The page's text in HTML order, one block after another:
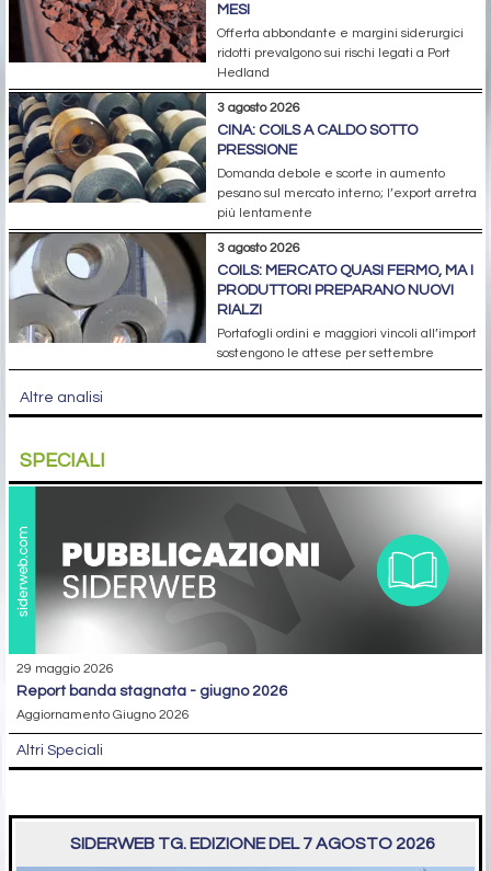
MESI
Offerta abbondante e margini siderurgici
ridotti prevalgono sui rischi legati a Port
Hedland
3 agosto 2026
CINA: COILS A CALDO SOTTO
PRESSIONE
Domanda debole e scorte in aumento
pesano sul mercato interno; l’export arretra
più lentamente
3 agosto 2026
COILS: MERCATO QUASI FERMO, MA I
PRODUTTORI PREPARANO NUOVI
RIALZI
Portafogli ordini e maggiori vincoli all’import
sostengono le attese per settembre
Altre analisi
SPECIALI
29 maggio 2026
report banda stagnata - giugno 2026
Aggiornamento Giugno 2026
Altri Speciali
SIDERWEB TG. EDIZIONE DEL 7 AGOSTO 2026